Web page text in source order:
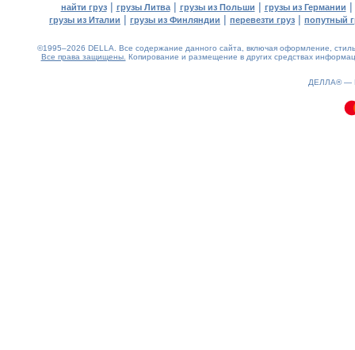
найти груз| грузы Литва| грузы из Польши | грузы из Германии |
грузы из Италии | грузы из Финляндии | перевезти груз | попутный
©1995–2026 DELLA. Все содержание данного сайта, включая оформление,
Все права защищены. Копирование и размещение в других средствах
ДЕЛЛА® —